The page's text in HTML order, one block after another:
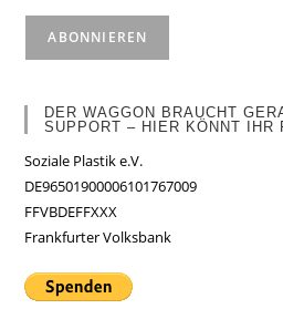
DER WAGGON BRAUCHT
SUPPORT – HIER KÖNNT IHR
Soziale Plastik e.V.
DE96501900006101767009
FFVBDEFFXXX
Frankfurter Volksbank